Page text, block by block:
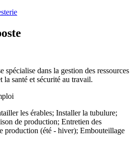
dans la gestion des ressources
la santé et sécurité au travail.
les érables; Installer la tubulure;
de production; Entretien des
production (été - hiver); Embouteillage